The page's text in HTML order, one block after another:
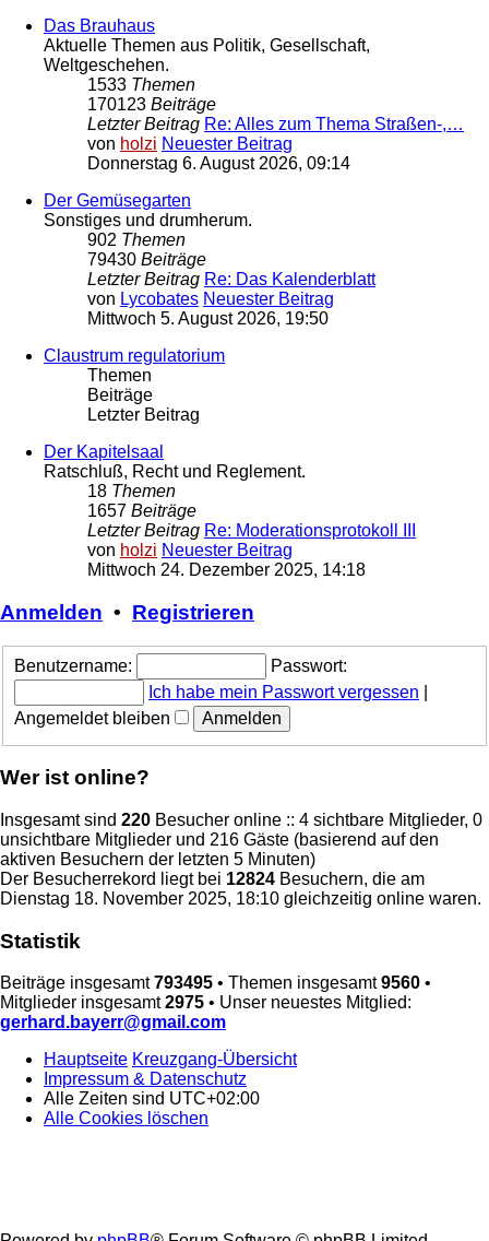
Das Brauhaus
Aktuelle Themen aus Politik, Gesellschaft,
Weltgeschehen.
1533 Themen
170123 Beiträge
Letzter Beitrag Re: Alles zum Thema Straßen-,…
von holzi Neuester Beitrag
Donnerstag 6. August 2026, 09:14
Der Gemüsegarten
Sonstiges und drumherum.
902 Themen
79430 Beiträge
Letzter Beitrag Re: Das Kalenderblatt
von Lycobates Neuester Beitrag
Mittwoch 5. August 2026, 19:50
Claustrum regulatorium
Themen
Beiträge
Letzter Beitrag
Der Kapitelsaal
Ratschluß, Recht und Reglement.
18 Themen
1657 Beiträge
Letzter Beitrag Re: Moderationsprotokoll III
von holzi Neuester Beitrag
Mittwoch 24. Dezember 2025, 14:18
Anmelden • Registrieren
Benutzername:
Passwort:
Ich habe mein Passwort vergessen
Angemeldet bleiben
Wer ist online?
Insgesamt sind 220 Besucher online :: 4 sichtbare Mitglieder, 0
unsichtbare Mitglieder und 216 Gäste (basierend auf den
aktiven Besuchern der letzten 5 Minuten)
Der Besucherrekord liegt bei 12824 Besuchern, die am
Dienstag 18. November 2025, 18:10 gleichzeitig online waren.
Statistik
Beiträge insgesamt793495 • Themen insgesamt9560 •
Mitglieder insgesamt2975 • Unser neuestes Mitglied:
gerhard.bayerr@gmail.com
Hauptseite Kreuzgang-Übersicht
Impressum & Datenschutz
Alle Zeiten sind UTC+02:00
Alle Cookies löschen